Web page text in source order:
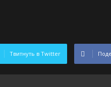
Твитнуть в Twitter